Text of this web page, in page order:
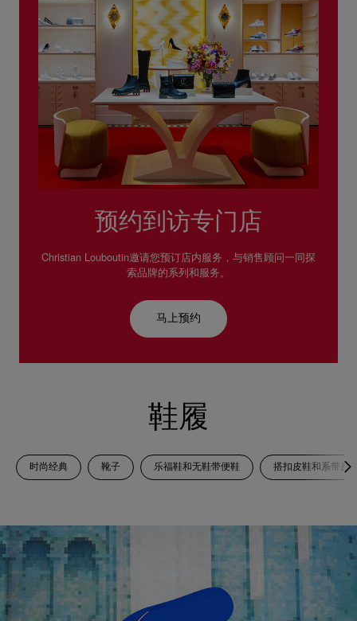
预约到访专门店
Christian Louboutin邀请您预订店内服务，与销售顾问一同探
索品牌的系列和服务。
马上预约
鞋履
时尚经典 靴子 乐福鞋和无鞋带便鞋 搭扣皮鞋和系带皮